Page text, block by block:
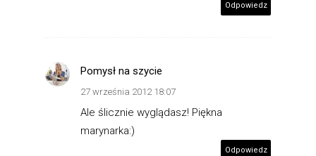
Odpowiedz
Pomysł na szycie
27 września 2012 18:07
Ale ślicznie wyglądasz! Piękna
marynarka:)
Odpowiedz